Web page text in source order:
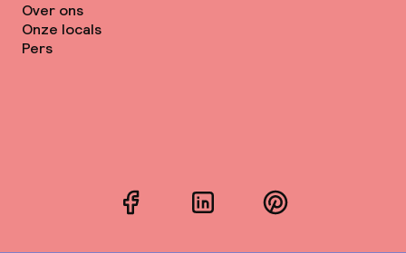
Over ons
Onze locals
Pers
FacebookLinkedInPinterest